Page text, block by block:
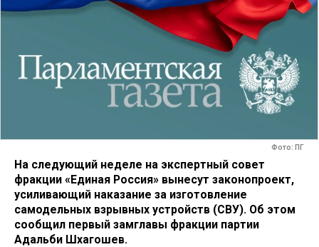
Фото: ПГ
На следующий неделе на экспертный совет
фракции «Единая Россия» вынесут законопроект,
усиливающий наказание за изготовление
самодельных взрывных устройств (СВУ). Об этом
сообщил первый замглавы фракции партии
Адальби Шхагошев.